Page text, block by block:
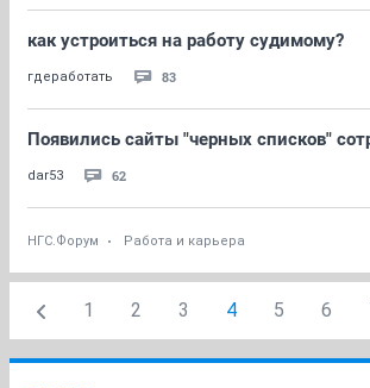
как устроиться на работу судимому?
гдеработать 83
Появились сайты "черных списков"
dar53 62
НГС.Форум Работа и карьера
1 2 3 4 5 6